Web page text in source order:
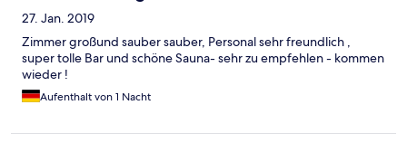
27. Jan. 2019
Zimmer großund sauber sauber, Personal sehr freundlich ,
super tolle Bar und schöne Sauna- sehr zu empfehlen - kommen
wieder !
Aufenthalt von 1 Nacht